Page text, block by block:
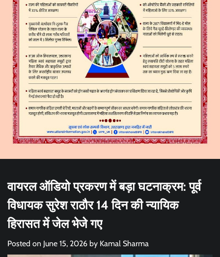
वायरल ऑडियो प्रकरण में बड़ा घटनाक्रम: पूर्व
विधायक सुरेश राठौर 14 दिन की न्यायिक
हिरासत में जेल भेजे गए
Posted on June 15, 2026 by Kamal Sharma